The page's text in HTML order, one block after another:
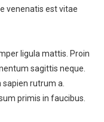
venenatis est vitae
ligula mattis. Proin
sagittis neque.
rutrum a.
primis in faucibus.